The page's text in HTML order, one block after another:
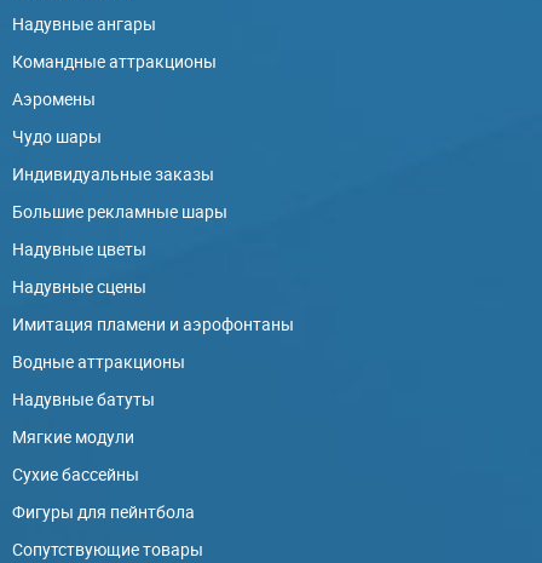
Надувные ангары
Командные аттракционы
Аэромены
Чудо шары
Индивидуальные заказы
Большие рекламные шары
Надувные цветы
Надувные сцены
Имитация пламени и аэрофонтаны
Водные аттракционы
Надувные батуты
Мягкие модули
Сухие бассейны
Фигуры для пейнтбола
Сопутствующие товары